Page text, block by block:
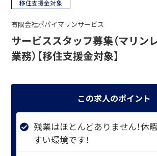
移住支援金対象
有限会社ポパイマリンサービス
サービススタッフ募集（マリン
業務）【移住支援金対象】
この求人のポイント
残業はほとんどありません！休
すい環境です！